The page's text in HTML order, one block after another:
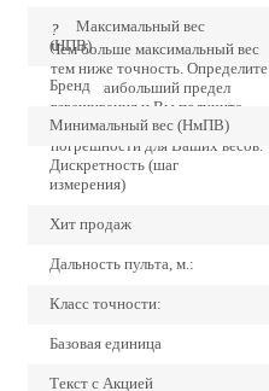
?
Чем больше максимальный вес
тем ниже точность. Определите
точно наибольший предел
взвешивания и Вы получите
наиболее низкие значения
погрешности для Ваших весов.
Максимальный вес
(НПВ)
Бренд
Минимальный вес (НмПВ)
Дискретность (шаг
измерения)
Хит продаж
Дальность пульта, м.:
Класс точности:
Базовая единица
Текст с Акцией